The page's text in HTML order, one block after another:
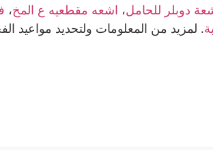
دوبلر للحامل، اشعه مقطعيه ع المخ،
. لمزيد من المعلومات ولتحديد مواعيد